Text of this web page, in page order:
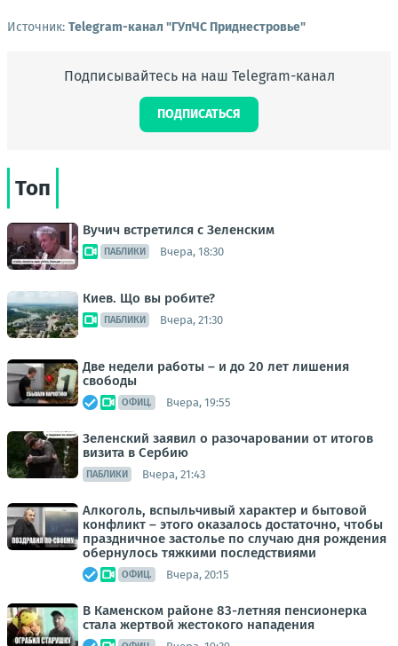
Источник: Telegram-канал "ГУпЧС Приднестровье"
Подписывайтесь на наш Telegram-канал
ПОДПИСАТЬСЯ
Топ
Вучич встретился с Зеленским
ПАБЛИКИ Вчера, 18:30
Киев. Що вы робите?
ПАБЛИКИ Вчера, 21:30
Две недели работы – и до 20 лет лишения
свободы
ОФИЦ. Вчера, 19:55
Зеленский заявил о разочаровании от итогов
визита в Сербию
ПАБЛИКИ Вчера, 21:43
Алкоголь, вспыльчивый характер и бытовой
конфликт – этого оказалось достаточно, чтобы
праздничное застолье по случаю дня рождения
обернулось тяжкими последствиями
ОФИЦ. Вчера, 20:15
В Каменском районе 83-летняя пенсионерка
стала жертвой жестокого нападения